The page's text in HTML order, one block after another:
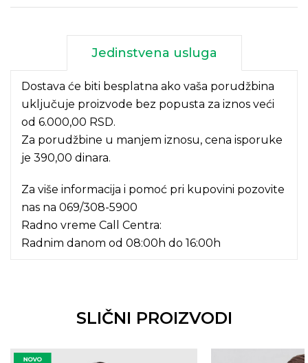
Jedinstvena usluga
Dostava će biti besplatna ako vaša porudžbina
uključuje proizvode bez popusta za iznos veći
od 6.000,00 RSD.
Za porudžbine u manjem iznosu, cena isporuke
je 390,00 dinara.
Za više informacija i pomoć pri kupovini pozovite
nas na 069/308-5900
Radno vreme Call Centra:
Radnim danom od 08:00h do 16:00h
SLIČNI PROIZVODI